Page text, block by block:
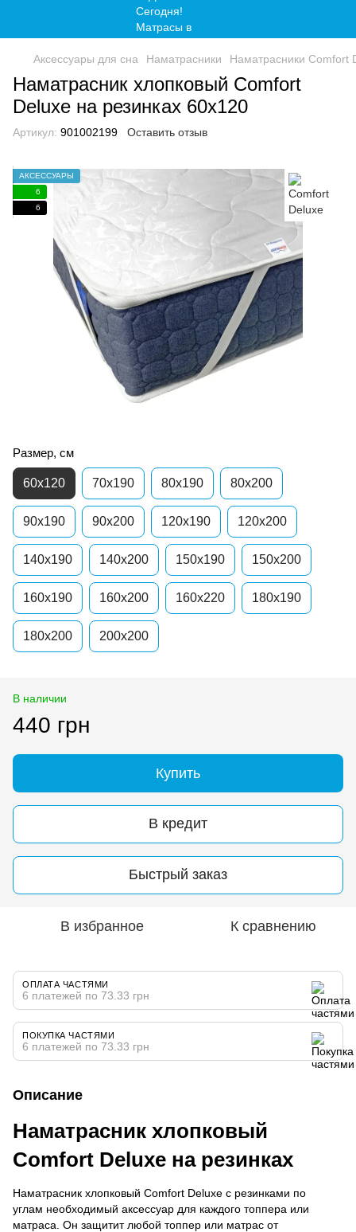
Аксессуары для сна Наматрасники Наматрасники Comfort
Наматрасник хлопковый Comfort
Deluxe на резинках 60x120
Артикул: 901002199 Оставить отзыв
АКСЕССУАРЫ
6
6
Размер, см
60x120 70x190 80x190 80x200
90x190 90x200 120x190 120x200
140x190 140x200 150x190 150x200
160x190 160x200 160x220 180x190
180x200 200x200
В наличии
440 грн
Купить
В кредит
Быстрый заказ
В избранное К сравнению
ОПЛАТА ЧАСТЯМИ
6 платежей по 73.33 грн
ПОКУПКА ЧАСТЯМИ
6 платежей по 73.33 грн
Описание
Наматрасник хлопковый
Comfort Deluxe на резинках
Наматрасник хлопковый Comfort Deluxe с резинками по
углам необходимый аксессуар для каждого топпера или
матраса. Он защитит любой топпер или матрас от